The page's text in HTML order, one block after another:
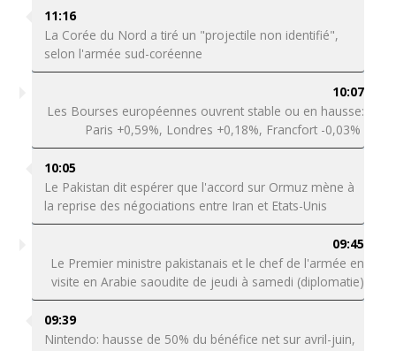
11:16
La Corée du Nord a tiré un "projectile non identifié",
selon l'armée sud-coréenne
10:07
Les Bourses européennes ouvrent stable ou en hausse:
Paris +0,59%, Londres +0,18%, Francfort -0,03%
10:05
Le Pakistan dit espérer que l'accord sur Ormuz mène à
la reprise des négociations entre Iran et Etats-Unis
09:45
Le Premier ministre pakistanais et le chef de l'armée en
visite en Arabie saoudite de jeudi à samedi (diplomatie)
09:39
Nintendo: hausse de 50% du bénéfice net sur avril-juin,